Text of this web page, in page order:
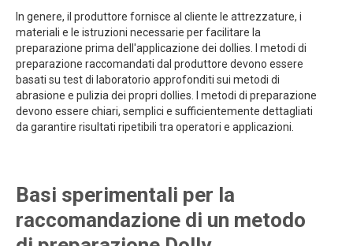
In genere, il produttore fornisce al cliente le attrezzature, i
materiali e le istruzioni necessarie per facilitare la
preparazione prima dell'applicazione dei dollies. I metodi di
preparazione raccomandati dal produttore devono essere
basati su test di laboratorio approfonditi sui metodi di
abrasione e pulizia dei propri dollies. I metodi di preparazione
devono essere chiari, semplici e sufficientemente dettagliati
da garantire risultati ripetibili tra operatori e applicazioni.
Basi sperimentali per la
raccomandazione di un metodo